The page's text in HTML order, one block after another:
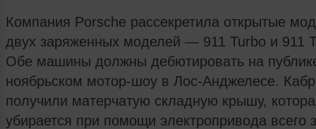
Компания Porsche рассекретила открытые
двух заряженных моделей — 911 Turbo и 911
Обе машины должны дебютировать на
ноябрьском мотор-шоу в Лос-Анджелесе.
получили матерчатую складную крышу,
убирается при помощи электропривода всего